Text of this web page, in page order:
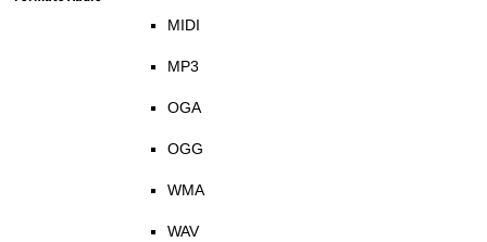
MIDI
MP3
OGA
OGG
WMA
WAV